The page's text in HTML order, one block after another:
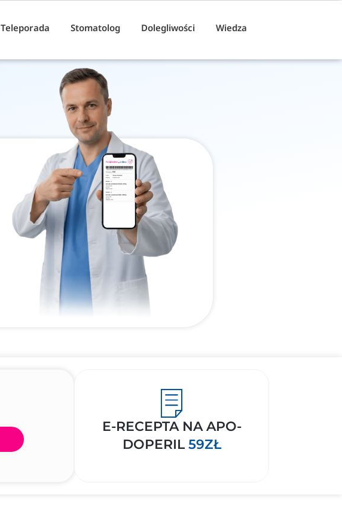
Teleporada Stomatolog Dolegliwości Wiedza
E-RECEPTA NA APO-
DOPERIL 59ZŁ